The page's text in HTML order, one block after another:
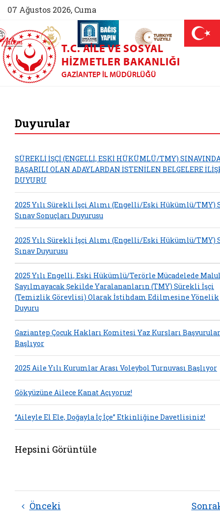
07 Ağustos 2026, Cuma
(yeni sekmede açılır)
AİLEM İletişim Merkezi (yeni sekmede açılır)
Aile ve Nüfus On Yılı (yeni sekmede açılır)
Darülaceze bağış sayfası (yeni
T.C. AILE VE SOSYAL
HIZMETLER BAKANLIĞI
GAZIANTEP İL MÜDÜRLÜĞÜ
Duyurular
SÜREKLİ İŞÇİ (ENGELLİ, ESKİ HÜKÜMLÜ/TMY)
BAŞARILI OLAN ADAYLARDAN İSTENİLEN BELGELERE
DUYURU
2025 Yılı Sürekli İşçi Alımı (Engelli/Eski Hükümlü/TMY)
Sınav Sonuçları Duyurusu
2025 Yılı Sürekli İşçi Alımı (Engelli/Eski Hükümlü/TMY)
Sınav Duyurusu
2025 Yılı Engelli, Eski Hükümlü/Terörle Mücadelede
Sayılmayacak Şekilde Yaralananların (TMY) Sürekli İşçi
(Temizlik Görevlisi) Olarak İstihdam Edilmesine Yönelik
Duyuru
Gaziantep Çocuk Hakları Komitesi Yaz Kursları
Başlıyor
2025 Aile Yılı Kurumlar Arası Voleybol Turnuvası Başlıyor
Gökyüzüne Ailece Kanat Açıyoruz!
“Aileyle El Ele, Doğayla İç İçe” Etkinliğine Davetlisiniz!
Hepsini Görüntüle
Önceki